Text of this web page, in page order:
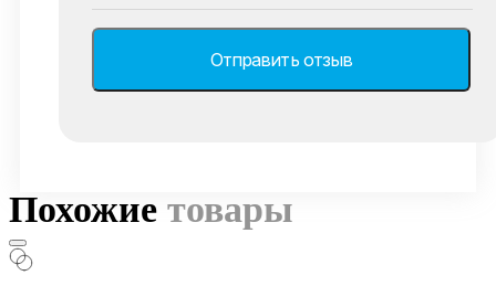
Похожие товары